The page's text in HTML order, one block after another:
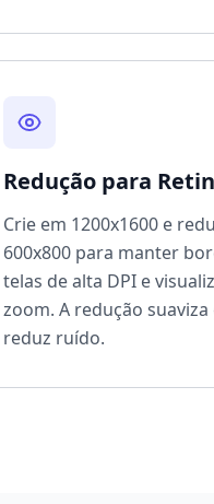
Redução para
Crie em 1200x1600 e
600x800 para manter
telas de alta DPI e
zoom. A redução
reduz ruído.